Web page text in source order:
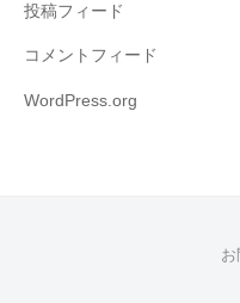
投稿フィード
コメントフィード
WordPress.org